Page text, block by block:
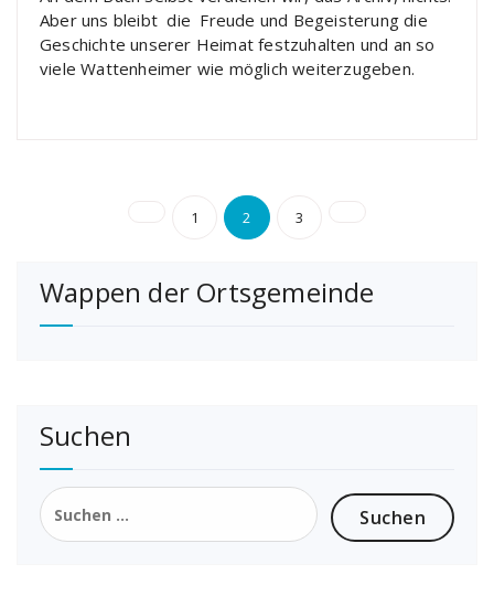
Aber uns bleibt die Freude und Begeisterung die
Geschichte unserer Heimat festzuhalten und an so
viele Wattenheimer wie möglich weiterzugeben.
Beiträge
1 2 3
Wappen der Ortsgemeinde
Suchen
Suchen
nach: